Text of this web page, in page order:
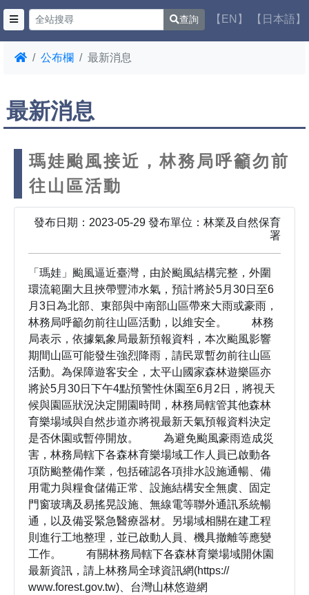
查詢 【EN】 【日本語】
公布欄 最新消息
最新消息
瑪娃颱風接近，林務局呼籲勿前
往山區活動
發布日期：2023-05-29 發布單位：林業及自然保育
署
「瑪娃」颱風逼近臺灣，由於颱風結構完整，外圍
環流範圍大且挾帶豐沛水氣，預計將於5月30日至6
月3日為北部、東部與中南部山區帶來大雨或豪雨，
林務局呼籲勿前往山區活動，以維安全。 林務
局表示，依據氣象局最新預報資料，本次颱風影響
期間山區可能發生強烈降雨，請民眾暫勿前往山區
活動。為保障遊客安全，太平山國家森林遊樂區亦
將於5月30日下午4點預警性休園至6月2日，將視天
候與園區狀況決定開園時間，林務局轄管其他森林
育樂場域與自然步道亦將視最新天氣預報資料決定
是否休園或暫停開放。 為避免颱風豪雨造成災
害，林務局轄下各森林育樂場域工作人員已啟動各
項防颱整備作業，包括確認各項排水設施通暢、備
用電力與糧食儲備正常、設施結構安全無虞、固定
門窗玻璃及易搖晃設施、無線電等聯外通訊系統暢
通，以及備妥緊急醫療器材。另場域相關在建工程
則進行工地整理，並已啟動人員、機具撤離等應變
工作。 有關林務局轄下各森林育樂場域開休園
最新資訊，請上林務局全球資訊網(https://
www.forest.gov.tw)、台灣山林悠遊網